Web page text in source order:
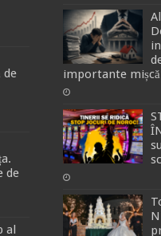
de
de
al
importante